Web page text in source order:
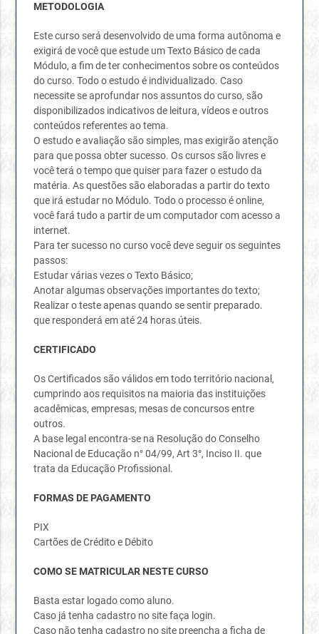
METODOLOGIA
Este curso será desenvolvido de uma forma autônoma e
exigirá de você que estude um Texto Básico de cada
Módulo, a fim de ter conhecimentos sobre os conteúdos
do curso. Todo o estudo é individualizado. Caso
necessite se aprofundar nos assuntos do curso, são
disponibilizados indicativos de leitura, vídeos e outros
conteúdos referentes ao tema.
O estudo e avaliação são simples, mas exigirão atenção
para que possa obter sucesso. Os cursos são livres e
você terá o tempo que quiser para fazer o estudo da
matéria. As questões são elaboradas a partir do texto
que irá estudar no Módulo. Todo o processo é online,
você fará tudo a partir de um computador com acesso a
internet.
Para ter sucesso no curso você deve seguir os seguintes
passos:
Estudar várias vezes o Texto Básico;
Anotar algumas observações importantes do texto;
Realizar o teste apenas quando se sentir preparado.
que responderá em até 24 horas úteis.
CERTIFICADO
Os Certificados são válidos em todo território nacional,
cumprindo aos requisitos na maioria das instituições
acadêmicas, empresas, mesas de concursos entre
outros.
A base legal encontra-se na Resolução do Conselho
Nacional de Educação n° 04/99, Art 3°, Inciso II. que
trata da Educação Profissional.
FORMAS DE PAGAMENTO
PIX
Cartões de Crédito e Débito
COMO SE MATRICULAR NESTE CURSO
Basta estar logado como aluno.
Caso já tenha cadastro no site faça login.
Caso não tenha cadastro no site preencha a ficha de